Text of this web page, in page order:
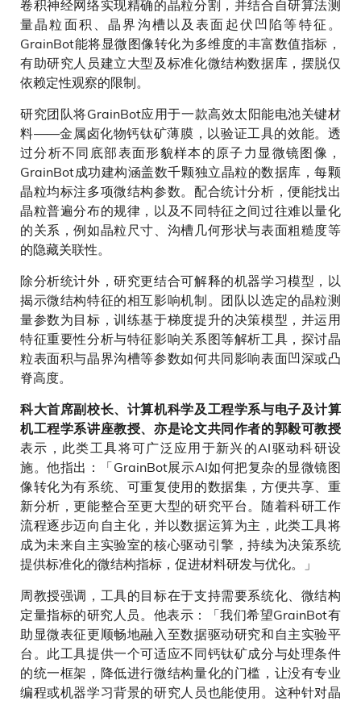
卷积神经网络实现精确的晶粒分割，并结合自研算法测
量晶粒面积、晶界沟槽以及表面起伏凹陷等特征。
GrainBot能将显微图像转化为多维度的丰富数值指标，
有助研究人员建立大型及标准化微结构数据库，摆脱仅
依赖定性观察的限制。
研究团队将GrainBot应用于一款高效太阳能电池关键材
料——金属卤化物钙钛矿薄膜，以验证工具的效能。透
过分析不同底部表面形貌样本的原子力显微镜图像，
GrainBot成功建构涵盖数千颗独立晶粒的数据库，每颗
晶粒均标注多项微结构参数。配合统计分析，便能找出
晶粒普遍分布的规律，以及不同特征之间过往难以量化
的关系，例如晶粒尺寸、沟槽几何形状与表面粗糙度等
的隐藏关联性。
除分析统计外，研究更结合可解释的机器学习模型，以
揭示微结构特征的相互影响机制。团队以选定的晶粒测
量参数为目标，训练基于梯度提升的决策模型，并运用
特征重要性分析与特征影响关系图等解析工具，探讨晶
粒表面积与晶界沟槽等参数如何共同影响表面凹深或凸
脊高度。
科大首席副校长、计算机科学及工程学系与电子及计算
机工程学系讲座教授、亦是论文共同作者的郭毅可教授
表示，此类工具将可广泛应用于新兴的AI驱动科研设
施。他指出：「GrainBot展示AI如何把复杂的显微镜图
像转化为有系统、可重复使用的数据集，方便共享、重
新分析，更能整合至更大型的研究平台。随着科研工作
流程逐步迈向自主化，并以数据运算为主，此类工具将
成为未来自主实验室的核心驱动引擎，持续为决策系统
提供标准化的微结构指标，促进材料研发与优化。」
周教授强调，工具的目标在于支持需要系统化、微结构
定量指标的研究人员。他表示：「我们希望GrainBot有
助显微表征更顺畅地融入至数据驱动研究和自主实验平
台。此工具提供一个可适应不同钙钛矿成分与处理条件
的统一框架，降低进行微结构量化的门槛，让没有专业
编程或机器学习背景的研究人员也能使用。这种针对晶